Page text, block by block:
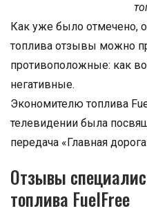
Как уже было отмечено,
топлива отзывы можно
противоположные: как
негативные.
Экономителю топлива
телевидении была
передача «Главная
Отзывы
топлива FuelFree